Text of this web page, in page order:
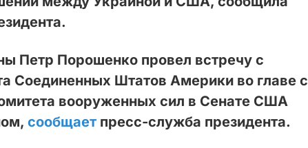
Петр Порошенко провел встречу с
Соединенных Штатов Америки во главе с
вооруженных сил в Сенате США
сообщает пресс-служба президента.